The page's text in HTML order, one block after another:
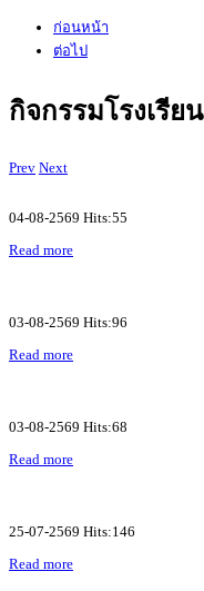
ก่อนหน้า
ต่อไป
กิจกรรมโรงเรียน
Prev Next
04-08-2569 Hits:55
Read more
03-08-2569 Hits:96
Read more
03-08-2569 Hits:68
Read more
25-07-2569 Hits:146
Read more